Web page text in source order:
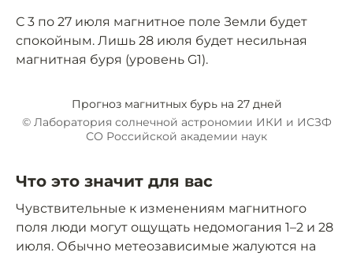
С 3 по 27 июля магнитное поле Земли будет
спокойным. Лишь 28 июля будет несильная
магнитная буря (уровень G1).
Прогноз магнитных бурь на 27 дней
© Лаборатория солнечной астрономии ИКИ и ИСЗФ
СО Российской академии наук
Что это значит для вас
Чувствительные к изменениям магнитного
поля люди могут ощущать недомогания 1–2 и 28
июля. Обычно метеозависимые жалуются на